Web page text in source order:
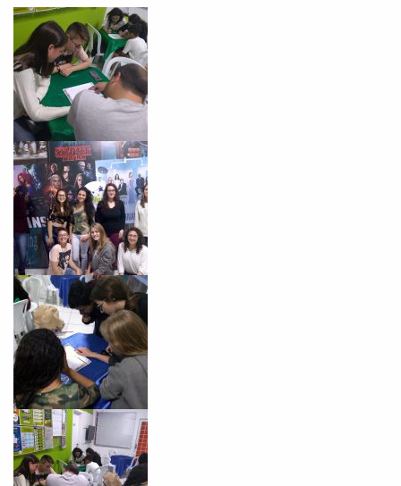
Preencha com seus dados abaixo e
já vamos te colocar em contato
Você é aluno inFlux?
Sim